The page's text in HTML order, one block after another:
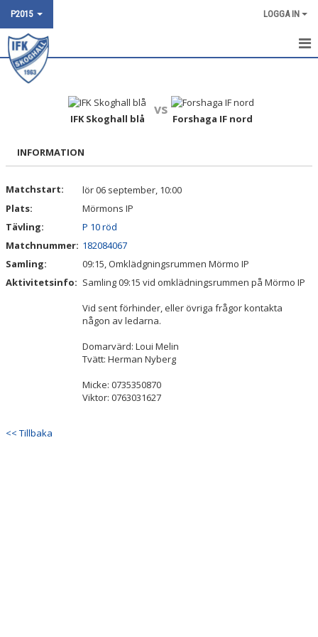
P2015 LOGGA IN
HEM
POOLSPEL
TRUPPEN
BILDGALLERI
KONTAKT
IFK Skoghall blå
vs
Forshaga IF nord
INFORMATION
Matchstart:
lör 06 september, 10:00
Plats:
Mörmons IP
Tävling:
P 10 röd
Matchnummer: 182084067
Samling:
09:15, Omklädgningsrummen Mörmo IP
Aktivitetsinfo: Samling 09:15 vid omklädningsrummen på Mörmo IP
Vid sent förhinder, eller övriga frågor kontakta
någon av ledarna.
Domarvärd: Loui Melin
Tvätt: Herman Nyberg
Micke: 0735350870
Viktor: 0763031627
<< Tillbaka